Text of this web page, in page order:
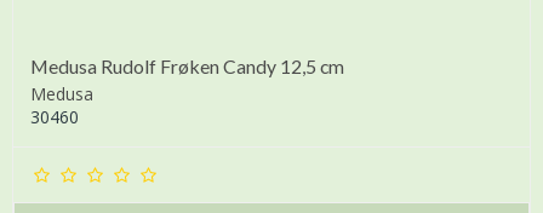
Medusa Rudolf Frøken Candy 12,5 cm
Medusa
30460